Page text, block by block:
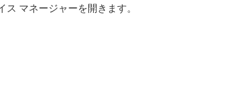
マネージャーを開きます。